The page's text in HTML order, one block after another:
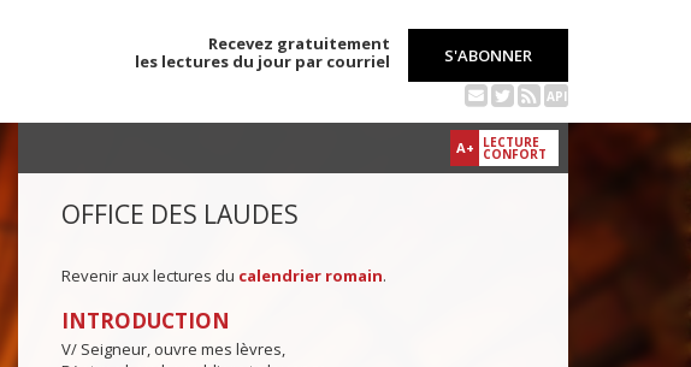
Recevez gratuitement
les lectures du jour par courriel
S'ABONNER
API
A+ LECTURE
CONFORT
OFFICE DES LAUDES
Revenir aux lectures du calendrier romain.
INTRODUCTION
V/ Seigneur, ouvre mes lèvres,